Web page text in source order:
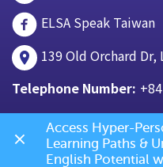
ELSA Speak Taiwan
139 Old Orchard Dr,
Telephone Number:
Access Hyper-
Learning Paths &
English Potential